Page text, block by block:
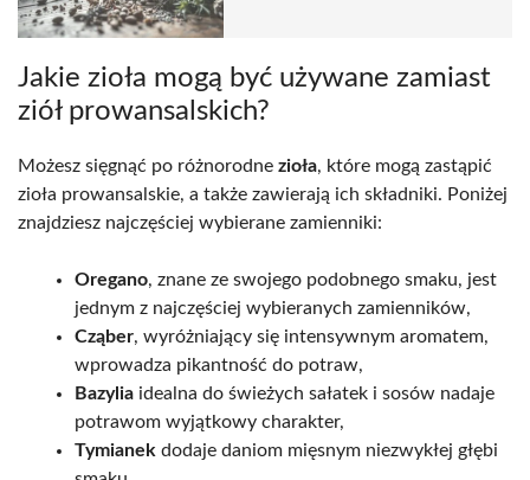
Jakie zioła mogą być używane zamiast
ziół prowansalskich?
Możesz sięgnąć po różnorodne zioła, które mogą zastąpić
zioła prowansalskie, a także zawierają ich składniki. Poniżej
znajdziesz najczęściej wybierane zamienniki:
Oregano, znane ze swojego podobnego smaku, jest
jednym z najczęściej wybieranych zamienników,
Cząber, wyróżniający się intensywnym aromatem,
wprowadza pikantność do potraw,
Bazylia idealna do świeżych sałatek i sosów nadaje
potrawom wyjątkowy charakter,
Tymianek dodaje daniom mięsnym niezwykłej głębi